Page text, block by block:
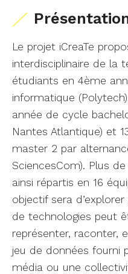
Le projet iCreaTe
interdisciplinaire de la
étudiants en 4ème
informatique
année de cycle
Nantes Atlantique) et
master 2 par
SciencesCom). Plus
ainsi répartis en 16
objectif sera
de technologies peut
représenter, raconter,
jeu de données fourni
média ou une